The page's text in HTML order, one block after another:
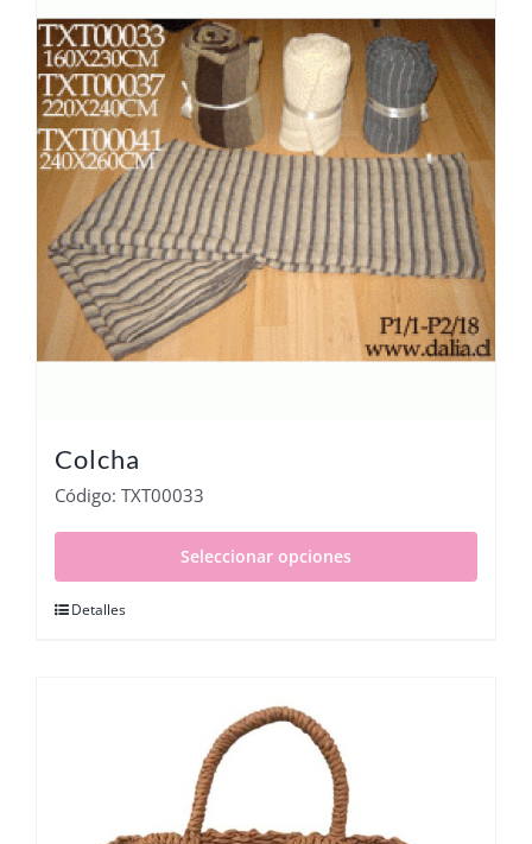
Colcha
Código: TXT00033
Seleccionar opciones
Detalles